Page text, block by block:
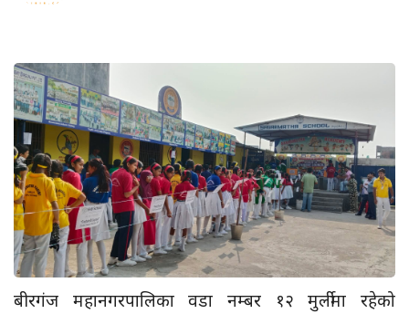
बीरगंज महानगरपालिका वडा नम्बर १२ मुर्लीमा रहेको